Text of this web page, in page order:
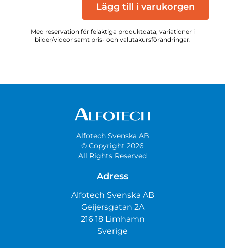
Lägg till i varukorgen
Med reservation för felaktiga produktdata, variationer i
bilder/videor samt pris- och valutakursförändringar.
Alfotech Svenska AB
© Copyright 2026
All Rights Reserved
Adress
Alfotech Svenska AB
Geijersgatan 2A
216 18 Limhamn
Sverige